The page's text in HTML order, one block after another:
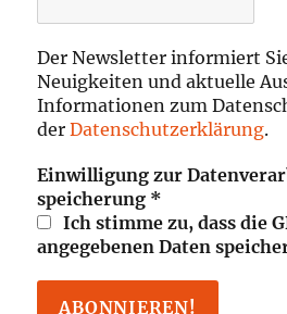
Der Newsletter informiert
Neuigkeiten und aktuelle
Informationen zum
derDatenschutzerklärung.
Einwilligung zur
speicherung *
Ich stimme zu, dass die
angegebenen Daten